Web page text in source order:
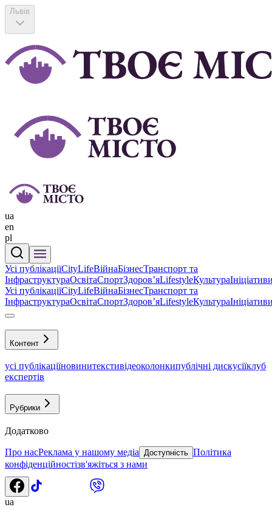
Львів
ua
en
pl
Усі публікаціїCityLifeВійнаБізнесТранспорт та
ІнфраструктураОсвітаСпортЗдоровʼяLifestyleКультура
Усі публікаціїCityLifeВійнаБізнесТранспорт та
ІнфраструктураОсвітаСпортЗдоровʼяLifestyleКультура
Контент
усі публікаціїновинитекстивідеоколонкипублічні дискусіїклуб
експертів
Рубрики
Додатково
Про насРеклама у нашому медіа Доступність Політика
конфіденційностізв'яжіться з нами
ua